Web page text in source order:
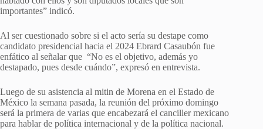
importantes” indicó.
Al ser cuestionado sobre si el acto sería su destape como
candidato presidencial hacia el 2024 Ebrard Casaubón fue
enfático al señalar que “No es el objetivo, además yo
destapado, pues desde cuándo”, expresó en entrevista.
Luego de su asistencia al mitin de Morena en el Estado de
México la semana pasada, la reunión del próximo domingo
será la primera de varias que encabezará el canciller mexicano
para hablar de política internacional y de la política nacional.